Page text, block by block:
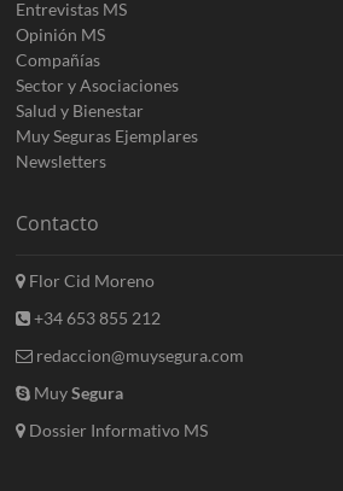
Entrevistas MS
Opinión MS
Compañías
Sector y Asociaciones
Salud y Bienestar
Muy Seguras Ejemplares
Newsletters
Contacto
Flor Cid Moreno
+34 653 855 212
redaccion@muysegura.com
MuySegura
Dossier Informativo MS